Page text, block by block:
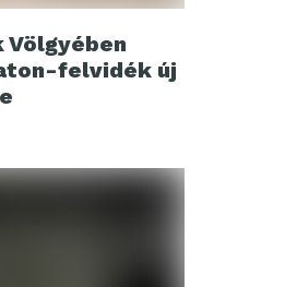
Völgyében
felvidék új